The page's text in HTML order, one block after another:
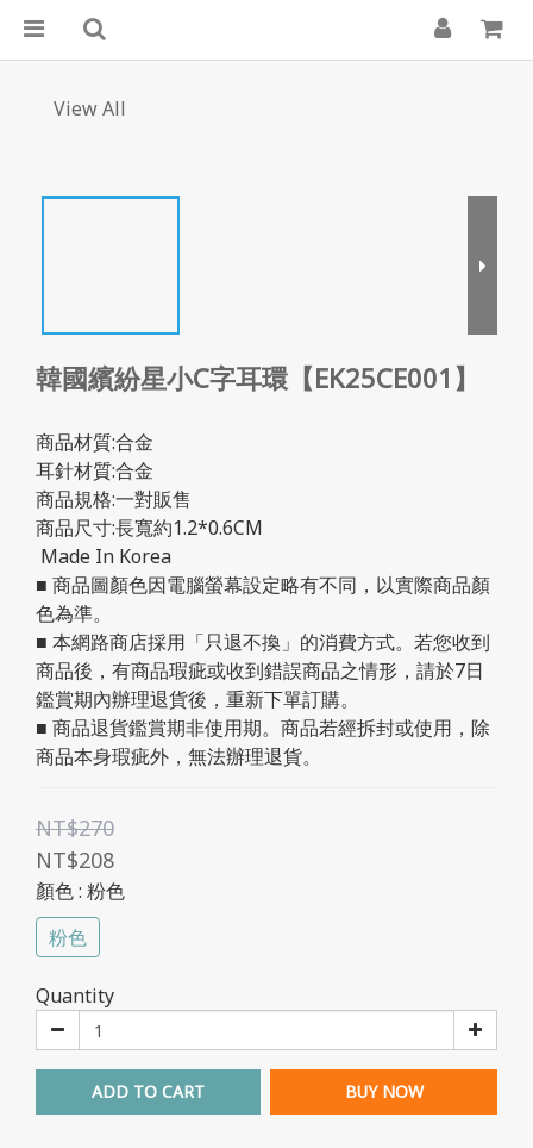
View All
韓國繽紛星小C字耳環【EK25CE001】
商品材質:合金
耳針材質:合金
商品規格:一對販售
商品尺寸:長寬約1.2*0.6CM
Made In Korea
■ 商品圖顏色因電腦螢幕設定略有不同，以實際商品顏
色為準。
■ 本網路商店採用「只退不換」的消費方式。若您收到
商品後，有商品瑕疵或收到錯誤商品之情形，請於7日
鑑賞期內辦理退貨後，重新下單訂購。
■ 商品退貨鑑賞期非使用期。商品若經拆封或使用，除
商品本身瑕疵外，無法辦理退貨。
NT$270
NT$208
顏色: 粉色
粉色
Quantity
ADD TO CART BUY NOW